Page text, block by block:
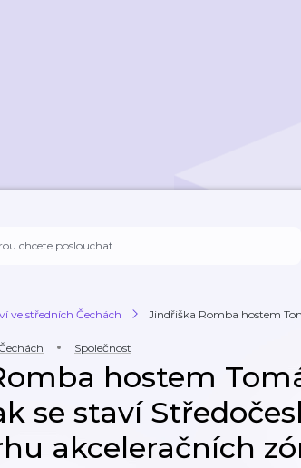
ve středních Čechách Jindřiška Romba hostem
Společnost
hostem
se staví
akceleračních